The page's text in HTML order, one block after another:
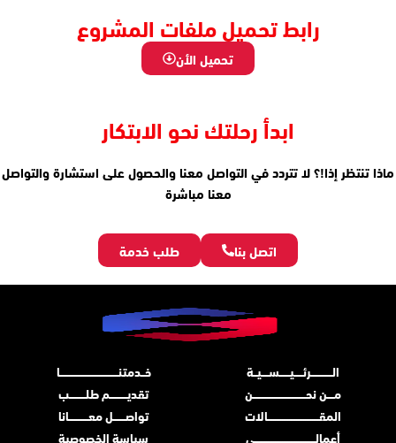
رابط تحميل ملفات المشروع
تحميل الأن
ابدأ رحلتك نحو الابتكار
ماذا تنتظر إذا!؟ لا تتردد في التواصل معنا والحصول على استشارة والتواصل
معنا مباشرة
اتصل بنا طلب خدمة
الــــــــــــرئـــــيــــــســــيــة
مــــن نحــــــــــــــــــــــــــــــن
المقـــــــــــــــــــــــــــــالات
أعمالــــــــــــــــــــــــــــــــــى
خــدمتنـــــــــــــــــــــــــــــــــا
تقديــــــــــم طلـــــــــب
تواصـــــــل معـــــــــــانا
سياسة الخصوصية